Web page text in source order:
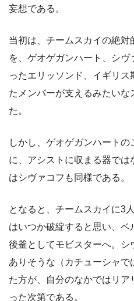
妄想である。
当初は、チームスカイの絶
を、ゲオゲガンハート、シ
ったエリッソンド、イギリ
たメンバーが支えるみたい
た。
しかし、ゲオゲガンハート
に、アシストに収まる器で
はシヴァコフも同様である。
となると、チームスカイに3
はいつか破綻すると思い、
後釜としてモビスターへ。
ありそうな（カチューシャ
た方が、自分のなかではリ
った次第である。